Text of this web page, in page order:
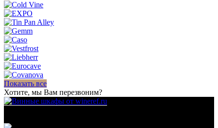
Показать все
Хотите, мы Вам перезвоним?